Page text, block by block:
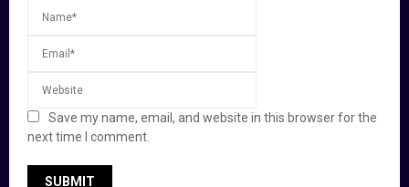
Save my name, email, and website in this browser for the
next time I comment.